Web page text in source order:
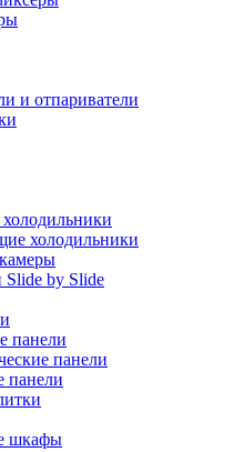
и отпариватели
холодильники
by Slide
панели
панели
панели
шкафы